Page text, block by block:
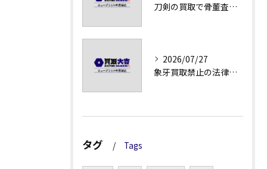
刀剣の買取で骨董査定の注意点
2026/07/27
象牙買取禁止の法律と背景解説
タグ Tags